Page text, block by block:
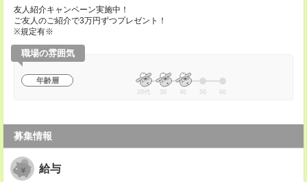
友人紹介キャンペーン実施中！
ご友人のご紹介で3万円ずつプレゼント！
※規定有※
職場の雰囲気
年齢層
20代 30 40 50 60
募集情報
給与